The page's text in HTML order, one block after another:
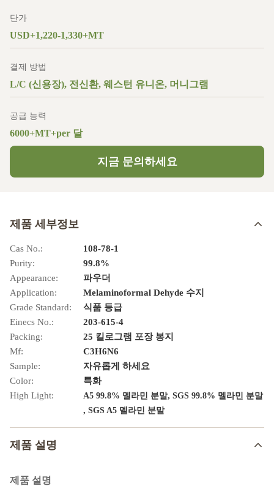
단가
USD+1,220-1,330+MT
결제 방법
L/C (신용장), 전신환, 웨스턴 유니온, 머니그램
공급 능력
6000+MT+per 달
지금 문의하세요
제품 세부정보
Cas No.:
108-78-1
Purity:
99.8%
Appearance:
파우더
Application:
Melaminoformal Dehyde 수지
Grade Standard:
식품 등급
Einecs No.:
203-615-4
Packing:
25 킬로그램 포장 봉지
Mf:
C3H6N6
Sample:
자유롭게 하세요
Color:
특화
High Light:
A5 99.8% 멜라민 분말, SGS 99.8% 멜라민 분말
, SGS A5 멜라민 분말
제품 설명
제품 설명